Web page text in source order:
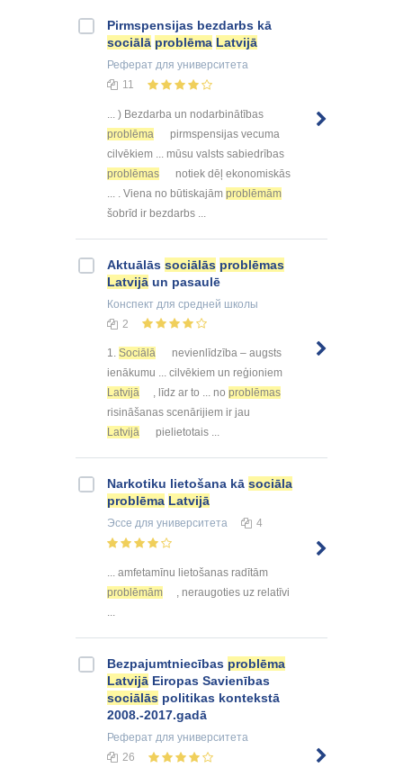
Pirmspensijas bezdarbs kā
sociālā problēma Latvijā
Реферат для университета
11
... ) Bezdarba un nodarbinātības
problēma
pirmspensijas vecuma
cilvēkiem ... mūsu valsts sabiedrības
problēmas
notiek dēļ ekonomiskās
... . Viena no būtiskajām problēmām
šobrīd ir bezdarbs ...
Aktuālās sociālās problēmas
Latvijā un pasaulē
Конспект для средней школы
2
1. Sociālā
nevienlīdzība – augsts
ienākumu ... cilvēkiem un reģioniem
Latvijā
, līdz ar to ... no problēmas
risināšanas scenārijiem ir jau
Latvijā
pielietotais ...
Narkotiku lietošana kā sociāla
problēma Latvijā
Эссе для университета 4
... amfetamīnu lietošanas radītām
problēmām
, neraugoties uz relatīvi
...
Bezpajumtniecības problēma
Latvijā Eiropas Savienības
sociālās politikas kontekstā
2008.-2017.gadā
Реферат для университета
26